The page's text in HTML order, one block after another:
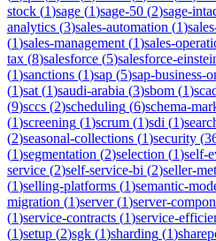
stock (1)sage (1)sage-50 (2)sage-
analytics (3)sales-automation (1)
(1)sales-management (1)sales-
tax (8)salesforce (5)salesforce-
(1)sanctions (1)sap (5)sap-business-
(1)sat (1)saudi-arabia (3)sbom (1)
(9)sccs (2)scheduling (6)schema-
(1)screening (1)scrum (1)sdi (1)
(2)seasonal-collections (1)security (
(1)segmentation (2)selection (1)self-
service (2)self-service-bi (2)seller-
(1)selling-platforms (1)semantic-
migration (1)server(1)server-
(1)service-contracts (1)service-
(1)setup (2)sgk (1)sharding (1)